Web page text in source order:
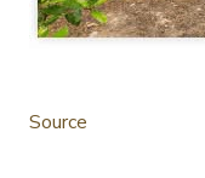
Source